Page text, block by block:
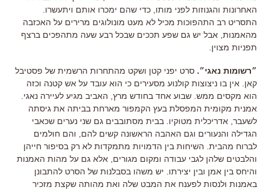
האחרונות והגנוזות לפני מותו כדי שהם ימכרו אותם ויתעשרו
התסריט רב התהפוכות מכיל לא מעט מונולוגים מרירים על האכזבה
מהאמנות אבל יש גם שפע תככים שבכל רבע שעה מתהפכים ברצף
תפניות מצוין
״רשומות נאגי״. סרט יפני קטן ושקט מהתחרות הרשמית של פסטיבל
קאן
אין בו ניצוצות קולנוע מסעירים כי הוא עובד על אש קטנה וכזה
הוא מקסים ממש שבוע אחד בחודש מרץ האביב מגיע לעיירה נאגי
אמנית מקומית המפסלת בעץ הקמפור מארחת בביתה את גיסתה
לשעבר אדריכלית מטוקיו בבית מסתובבים גם שני נערים שכאבי
הגדילה והנעורים וגם האהבה הראשונה קשים להם
והם חולמים
לברוח מהבית השיחות בין הדמויות מתמקדות לא רק בסיפור חייהן
והלבטים שלהן לגבי עבודה ומקום מגורים
אלא גם על מהות האמנות
והיחס בין אמן ובין יצירתו
יש משהו בסבלנות של הסרט להתבונן
באמנות ולנסות לפענח את המבט שלה ואת מהותה שקצת מזכיר